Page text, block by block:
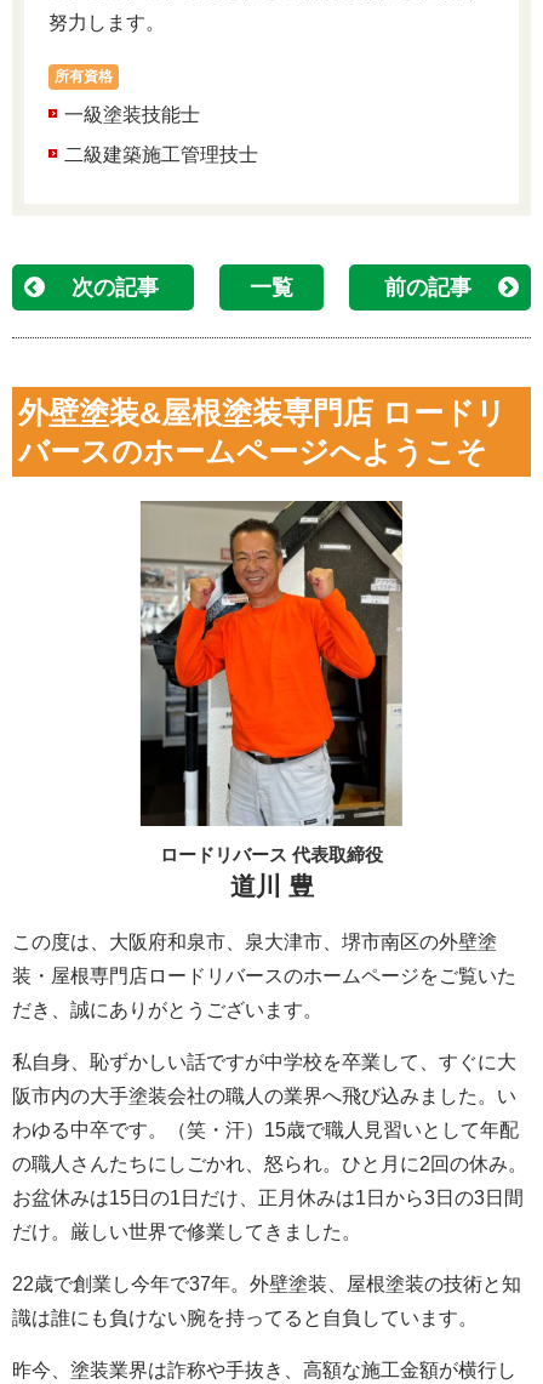
努力します。
所有資格
一級塗装技能士
二級建築施工管理技士
次の記事 一覧 前の記事
外壁塗装&屋根塗装専門店 ロードリ
バースのホームページへようこそ
ロードリバース 代表取締役
道川 豊
この度は、大阪府和泉市、泉大津市、堺市南区の外壁塗
装・屋根専門店ロードリバースのホームページをご覧いた
だき、誠にありがとうございます。
私自身、恥ずかしい話ですが中学校を卒業して、すぐに大
阪市内の大手塗装会社の職人の業界へ飛び込みました。い
わゆる中卒です。（笑・汗）15歳で職人見習いとして年配
の職人さんたちにしごかれ、怒られ。ひと月に2回の休み。
お盆休みは15日の1日だけ、正月休みは1日から3日の3日間
だけ。厳しい世界で修業してきました。
22歳で創業し今年で37年。外壁塗装、屋根塗装の技術と知
識は誰にも負けない腕を持ってると自負しています。
昨今、塗装業界は詐称や手抜き、高額な施工金額が横行し